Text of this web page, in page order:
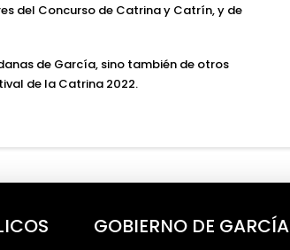
del Concurso de Catrina y Catrín, y de
de García, sino también de otros
de la Catrina 2022.
GOBIERNO DE GARCÍA